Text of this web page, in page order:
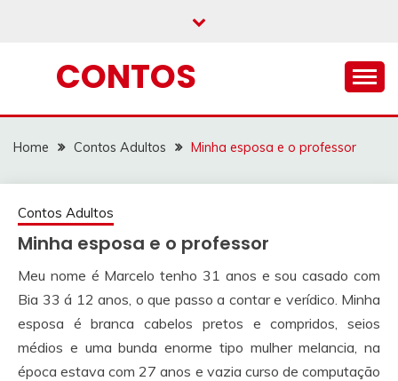
CONTOS
Home Contos Adultos Minha esposa e o professor
Contos Adultos
Minha esposa e o professor
Meu nome é Marcelo tenho 31 anos e sou casado com
Bia 33 á 12 anos, o que passo a contar e verídico. Minha
esposa é branca cabelos pretos e compridos, seios
médios e uma bunda enorme tipo mulher melancia, na
época estava com 27 anos e vazia curso de computação